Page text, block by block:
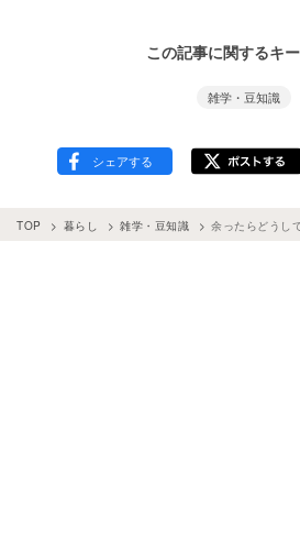
この記事に関するキ
雑学・豆知識
TOP 暮らし 雑学・豆知識 余ったらどうし